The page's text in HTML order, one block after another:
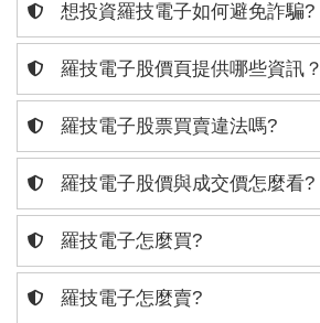
想投資羅技電子如何避免詐騙?
羅技電子股價頁提供哪些資訊？
羅技電子股票買賣違法嗎?
羅技電子股價與成交價怎麼看?
羅技電子怎麼買?
羅技電子怎麼賣?